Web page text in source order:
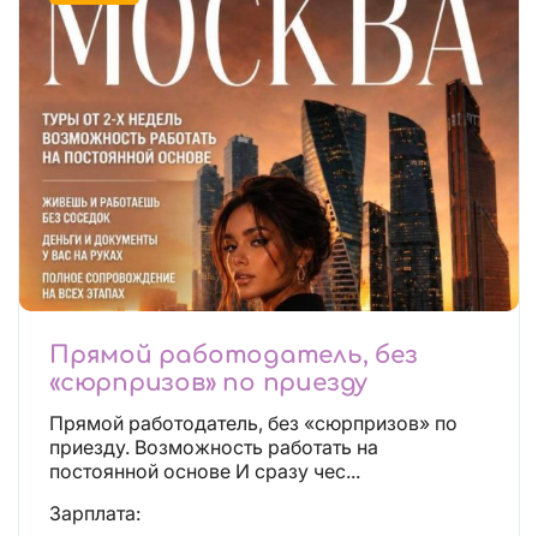
Прямой работодатель, без
«сюрпризов» по приезду
Прямой работодатель, без «сюрпризов» по
приезду. Возможность работать на
постоянной основе И сразу чес...
Зарплата: